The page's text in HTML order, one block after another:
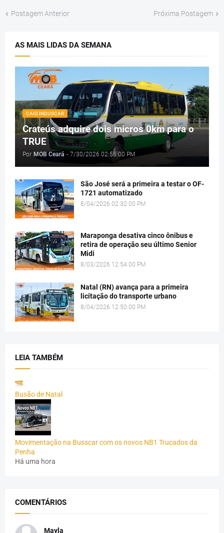
Postagem Anterior Próxima Postagem
AS MAIS LIDAS DA SEMANA
CAIO INDUSCAR
Crateús adquire dois micros 0km para o
TRUE
Por MOB Ceará - 7/30/2026 02:58:00 PM
São José será a primeira a testar o OF-
1721 automatizado
8/04/2026 02:32:00 PM
Maraponga desativa cinco ônibus e
retira de operação seu último Senior
Midi
8/03/2026 12:54:00 PM
Natal (RN) avança para a primeira
licitação do transporte urbano
8/04/2026 12:50:00 PM
LEIA TAMBÉM
Busão de Natal
Movimentação na Busscar com os novos NB1 Trucados da
Penha
Há uma hora
COMENTÁRIOS
Mayla